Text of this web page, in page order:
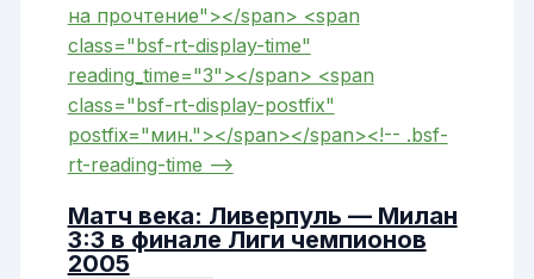
Матч века: Ливерпуль — Милан
3:3 в финале Лиги чемпионов
2005